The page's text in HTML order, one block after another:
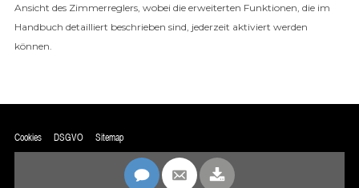
Ansicht des Zimmerreglers, wobei die erweiterten Funktionen, die im
Handbuch detailliert beschrieben sind, jederzeit aktiviert werden
können.
Cookies DSGVO Sitemap